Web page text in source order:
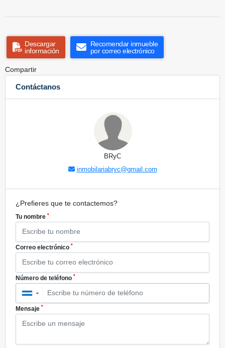
Descargar
información
Recomendar inmueble
por correo electrónico
Compartir
Contáctanos
BRyC
inmobilariabryc@gmail.com
¿Prefieres que te contactemos?
Tu nombre *
Correo electrónico *
Número de teléfono *
▼
Mensaje *